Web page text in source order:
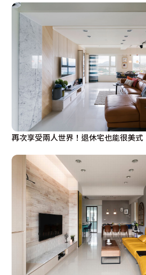
再次享受兩人世界！退休宅也能很美式